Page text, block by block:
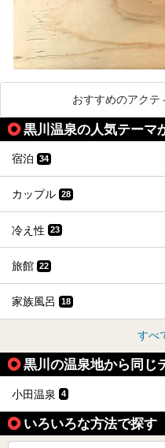
おすすめのアクテ
黒川温泉の人気テーマ
宿泊 34
カップル 28
冷え性 23
旅館 22
家族風呂 18
すべ
黒川の温泉地から同じ
小田温泉 4
いろいろな方法で探す